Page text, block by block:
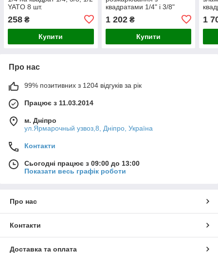
YATO 8 шт.
258 ₴
Купити
квадратами 1/4" і 3/8"
YATO 18 елем.YT-05346
1 202₴
Купити
1
Про нас
99% позитивних з 1204 відгуків за рік
Працює з 11.03.2014
м. Дніпро
ул.Ярмарочный узвоз,8, Дніпро, Україна
Контакти
Сьогодні працює з 09:00 до 13:00
Показати весь графік роботи
Про нас
Контакти
Доставка та оплата